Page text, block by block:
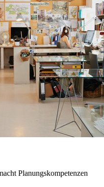
Planungskompetenzen